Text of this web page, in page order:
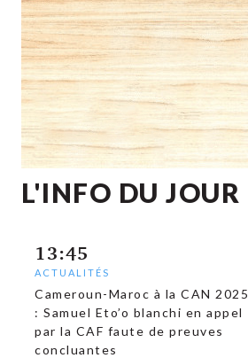
L'INFO DU JOUR
13:45
ACTUALITÉS
Cameroun-Maroc à la CAN 2025
: Samuel Eto’o blanchi en appel
par la CAF faute de preuves
concluantes